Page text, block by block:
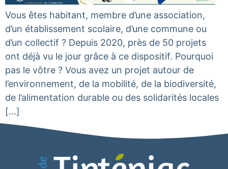
Vous êtes habitant, membre d’une association,
d’un établissement scolaire, d’une commune ou
d’un collectif ? Depuis 2020, près de 50 projets
ont déjà vu le jour grâce à ce dispositif. Pourquoi
pas le vôtre ? Vous avez un projet autour de
l’environnement, de la mobilité, de la biodiversité,
de l’alimentation durable ou des solidarités locales
[…]